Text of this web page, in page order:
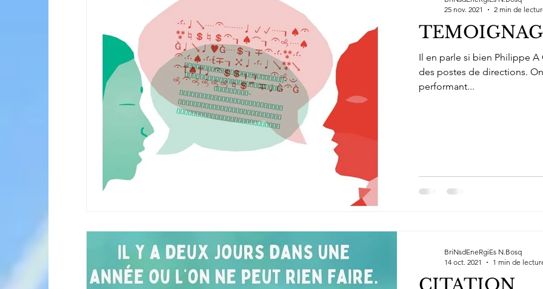
Il en parle si bien Philippe A
des postes de directions.
performant...
25 nov. 2021
2 min de
BriNsdEneRgiEs N.Bosq
14 oct. 2021
1 min de